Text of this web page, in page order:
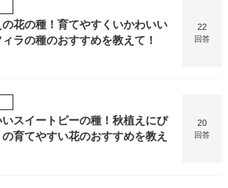
花の種！育てやすくいかわいい
ラの種のおすすめを教えて！
22
回答
スイートピーの種！秋植えにぴ
の育てやすい花のおすすめを教え
20
回答